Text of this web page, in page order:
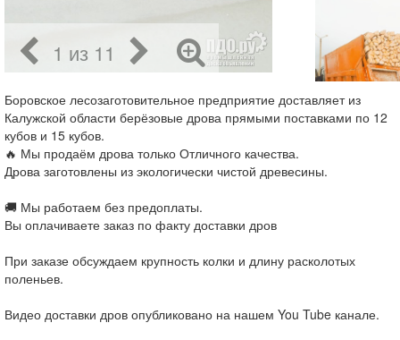
1 из 11
Боровское лесозаготовительное предприятие доставляет из
Калужской области берёзовые дрова прямыми поставками по 12
кубов и 15 кубов.
🔥 Мы продаём дрова только Отличного качества.
Дрова заготовлены из экологически чистой древесины.
🚚 Мы работаем без предоплаты.
Вы оплачиваете заказ по факту доставки дров
При заказе обсуждаем крупность колки и длину расколотых
поленьев.
Видео доставки дров опубликовано на нашем You Tube канале.